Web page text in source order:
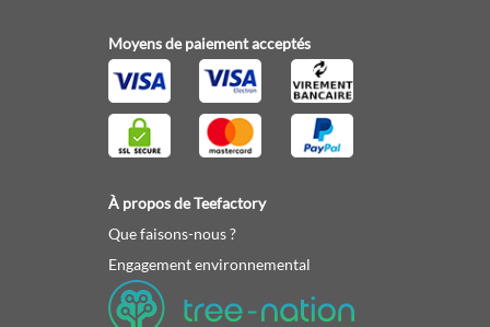
Moyens de paiement acceptés
À propos de Teefactory
Que faisons-nous ?
Engagement environnemental